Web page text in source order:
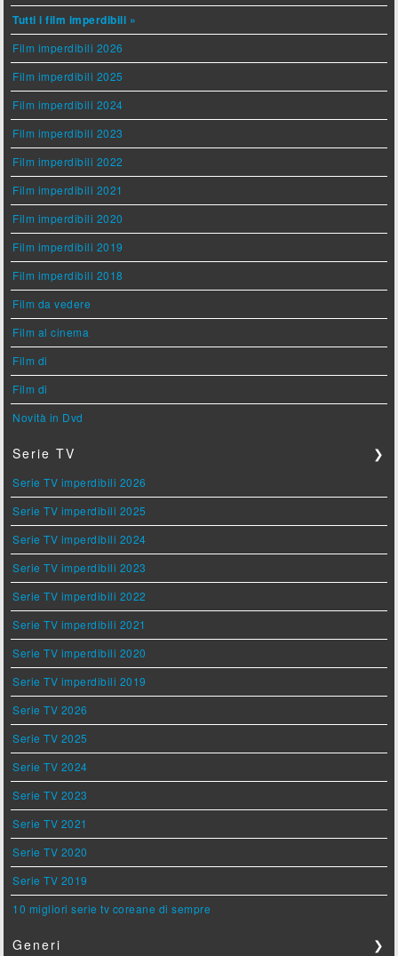
Tutti i film imperdibili »
Film imperdibili 2026
Film imperdibili 2025
Film imperdibili 2024
Film imperdibili 2023
Film imperdibili 2022
Film imperdibili 2021
Film imperdibili 2020
Film imperdibili 2019
Film imperdibili 2018
Film da vedere
Film al cinema
Film di
Film di
Novità in Dvd
Serie TV ❯
Serie TV imperdibili 2026
Serie TV imperdibili 2025
Serie TV imperdibili 2024
Serie TV imperdibili 2023
Serie TV imperdibili 2022
Serie TV imperdibili 2021
Serie TV imperdibili 2020
Serie TV imperdibili 2019
Serie TV 2026
Serie TV 2025
Serie TV 2024
Serie TV 2023
Serie TV 2021
Serie TV 2020
Serie TV 2019
10 migliori serie tv coreane di sempre
Generi ❯